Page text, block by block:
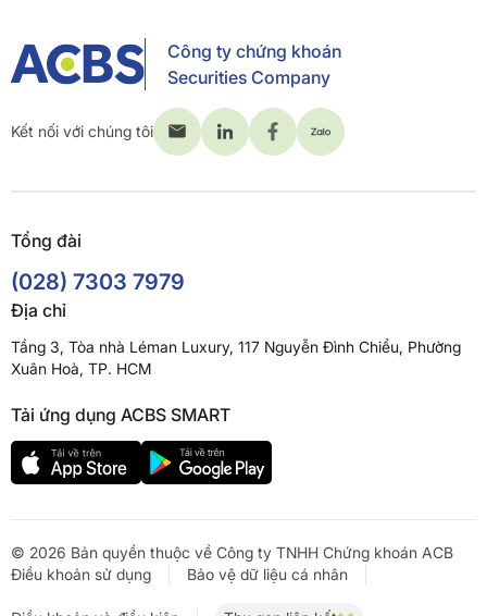
Công ty chứng khoán
Securities Company
Kết nối với chúng tôi
Tổng đài
(028) 7303 7979
Địa chỉ
Tầng 3, Tòa nhà Léman Luxury, 117 Nguyễn Đình Chiểu, Phường
Xuân Hoà, TP. HCM
Tải ứng dụng ACBS SMART
© 2026 Bản quyền thuộc về Công ty TNHH Chứng khoán ACB
Điều khoản sử dụng
Bảo vệ dữ liệu cá nhân